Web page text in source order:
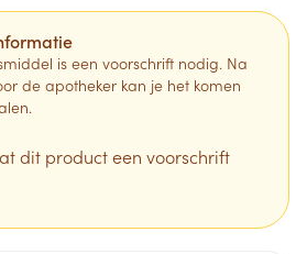
is een voorschrift nodig. Na
de apotheker kan je het komen
dit product een voorschrift